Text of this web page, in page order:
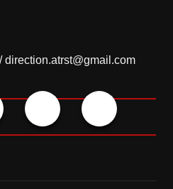
direction.atrst@gmail.com